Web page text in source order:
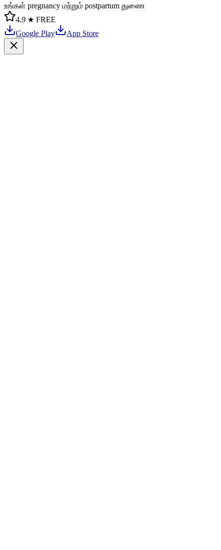
உங்கள் pregnancy மற்றும் postpartum துணை
4.9 ★ FREE
Google Play
App Store